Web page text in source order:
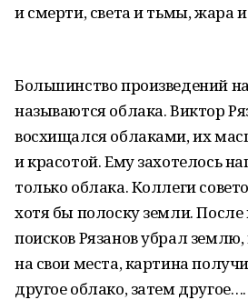
и смерти, света и тьмы, жара
Большинство произведений
называются облака. Виктор
восхищался облаками, их
и красотой. Ему захотелось
только облака. Коллеги
хотя бы полоску земли.
поисков Рязанов убрал землю,
на свои места, картина
другое облако, затем